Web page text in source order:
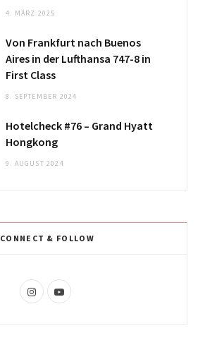
4. MÄRZ 2025
Von Frankfurt nach Buenos
Aires in der Lufthansa 747-8 in
First Class
8. SEPTEMBER 2024
Hotelcheck #76 – Grand Hyatt
Hongkong
9. AUGUST 2024
CONNECT & FOLLOW
I
Y